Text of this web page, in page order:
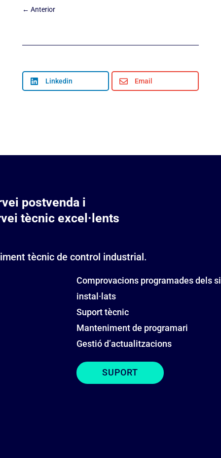
← Anterior
 Linkedin  Email
postvenda i
tècnic excel·lents
tècnic de control industrial.
Comprovacions programades dels
instal·lats
Suport tècnic
Manteniment de programari
Gestió d’actualitzacions
SUPORT